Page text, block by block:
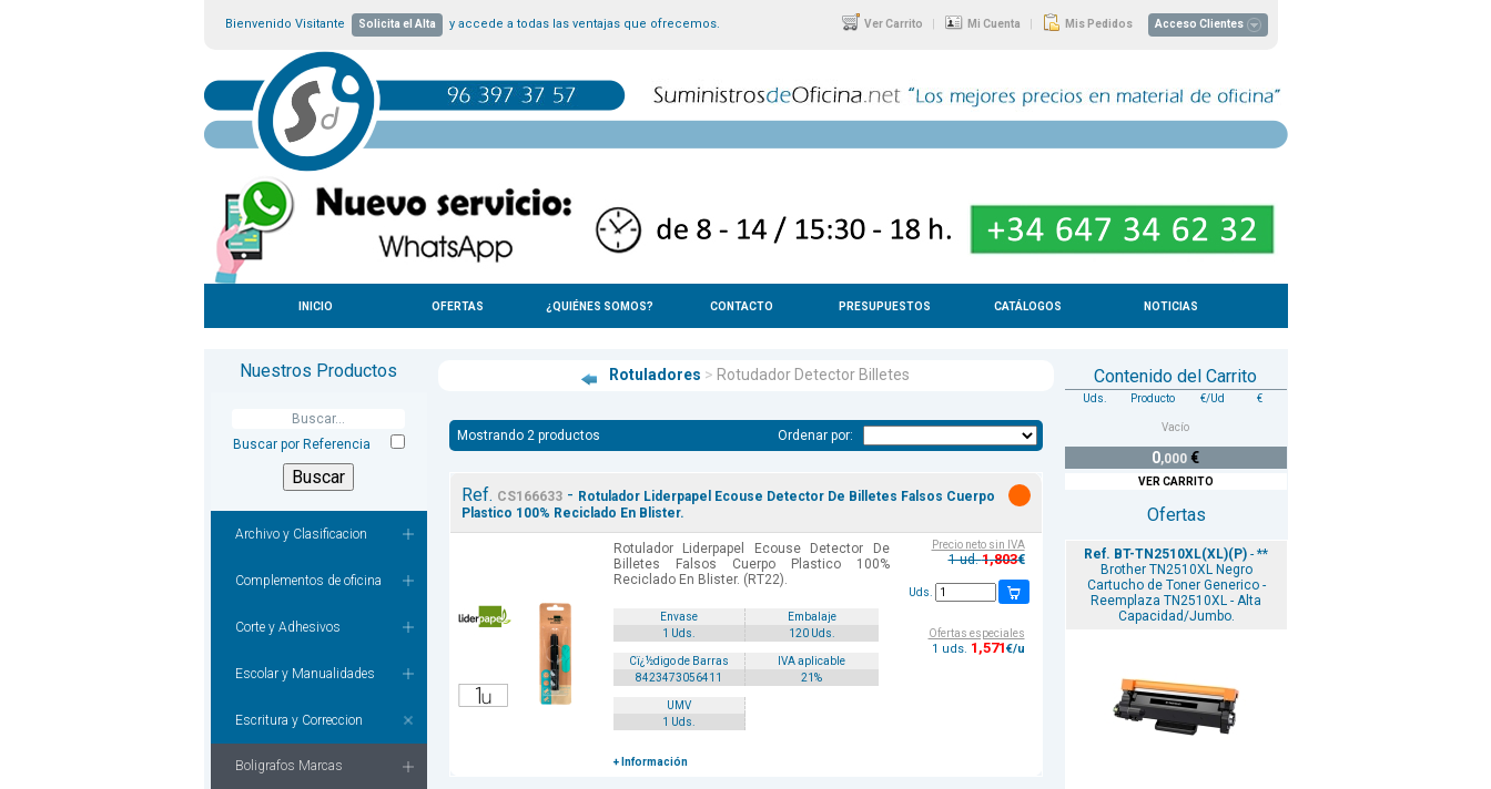
Bienvenido Visitante Solicita el Alta y accede a todas las ventajas que ofrecemos. Ver Carrito | Mi Cuenta | Mis Pedidos Acceso Clientes
INICIO OFERTAS ¿QUIÉNES SOMOS? CONTACTO PRESUPUESTOS CATÁLOGOS NOTICIAS
Nuestros Productos
Buscar por Referencia
Archivo y Clasificacion
Complementos de oficina
Corte y Adhesivos
Escolar y Manualidades
Escritura y Correccion
Boligrafos Marcas
Rotuladores > Rotudador Detector Billetes
Mostrando 2 productos Ordenar por:
Ref. CS166633- Rotulador Liderpapel Ecouse Detector De Billetes Falsos Cuerpo
Plastico 100% Reciclado En Blister.
Rotulador Liderpapel Ecouse Detector De
Billetes Falsos Cuerpo Plastico 100%
Reciclado En Blister. (RT22).
Envase
Embalaje
1 Uds.
120 Uds.
Cï¿½digo de Barras
IVA aplicable
8423473056411
21%
UMV
1 Uds.
+ Información
Precio neto sin IVA
1 ud.1,803€
Uds.
Ofertas especiales
1 uds. 1 ,571€/u
Contenido del Carrito
Uds. Producto €/Ud €
Vacío
0,000 €
VER CARRITO
Ofertas
Ref. BT-TN2510XL(XL)(P) - **
Brother TN2510XL Negro
Cartucho de Toner Generico -
Reemplaza TN2510XL - Alta
Capacidad/Jumbo.